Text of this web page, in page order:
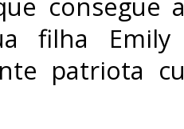
filha Emily
patriota